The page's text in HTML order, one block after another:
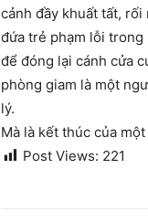
cảnh đầy khuất tất,
đứa trẻ phạm lỗi trong
để đóng lại cánh cửa
phòng giam là một
lý.
Mà là kết thúc của
Post Views: 221